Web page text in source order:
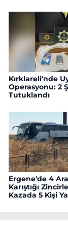
Kırklareli'nde
Operasyonu: 2
Tutuklandı
Ergene'de 4
Karıştığı
Kazada 5 Kişi